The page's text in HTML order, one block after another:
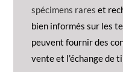
spécimens rares et
bien informés sur les
peuvent fournir des
vente et l’échange de